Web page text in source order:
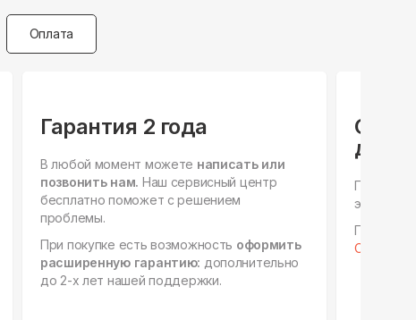
Оплата
Гарантия 2 года
В любой момент можете написать или
позвонить нам. Наш сервисный центр
бесплатно поможет с решением
проблемы.
При покупке есть возможность оформить
расширенную гарантию: дополнительно
до 2-х лет нашей поддержки.
для
этапах,
Готовы к